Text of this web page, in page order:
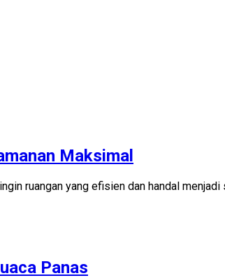
Maksimal
ruangan yang efisien dan handal menjadi
Panas